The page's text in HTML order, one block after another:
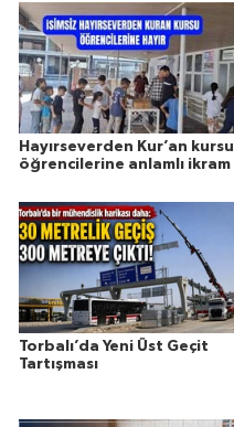
Hayırseverden Kur’an kursu
öğrencilerine anlamlı ikram
Torbalı’da Yeni Üst Geçit
Tartışması